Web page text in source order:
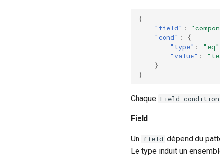
{
"field" :
"cond" :
{
"type" : "eq"
"value" :
}
}
Chaque Field condition
Field
Un field dépend du
Le type induit un